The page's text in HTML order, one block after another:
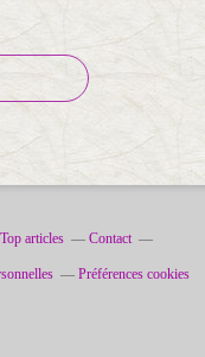
Top articles Contact
Préférences cookies